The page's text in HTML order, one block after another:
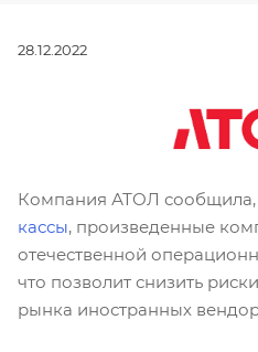
28.12.2022
Компания АТОЛ сообщила,
кассы, произведенные
отечественной
что позволит снизить
рынка иностранных